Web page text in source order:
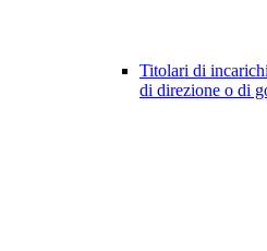
Titolari di
di direzione o di